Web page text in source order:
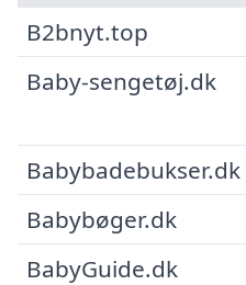
B2bnyt.top
Baby-sengetøj.dk
Babybadebukser.dk
Babybøger.dk
BabyGuide.dk